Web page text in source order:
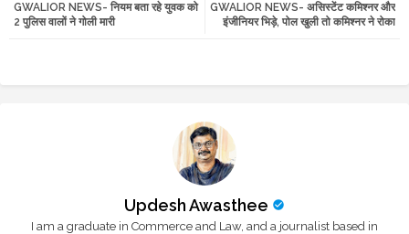
tte ats
GWALIOR NEWS- असिस्टेंट कमिश्नर और
इंजीनियर भिड़े, पोल खुली तो कमिश्नर ने रोका
GWALIOR NEWS- नियम बता रहे युवक को
2 पुलिस वालों ने गोली मारी
Updesh Awasthee
I am a graduate in Commerce and Law, and a journalist based in